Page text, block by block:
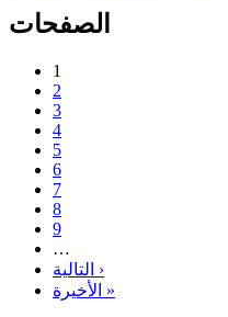
الصفحات
1
2
3
4
5
6
7
8
9
…
التالية ›
الأخيرة »